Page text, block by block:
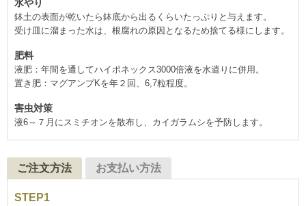
水やり
鉢土の表面が乾いたら鉢底から出るくらいたっぷりと与えます。
受け皿に溜まった水は、根腐れの原因となるため捨てる様にします。
肥料
液肥：年間を通してハイポネックス3000倍液を水遣りに併用。
置き肥：マグアンプKを年２回、6,7粒程度。
害虫対策
液6～７月にスミチオンを散布し、カイガラムシを予防します。
ご注文方法 お支払い方法